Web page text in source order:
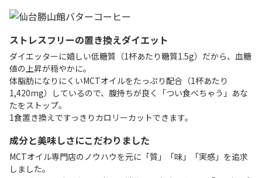
ストレスフリーの置き換えダイエット
ダイエッターに嬉しい低糖質（1杯あたり糖質1.5g）だから、血糖
値の上昇が穏やかに。
体脂肪になりにくいMCTオイルをたっぷり配合（1杯あたり
1,420mg）しているので、腹持ちが良く「つい食べちゃう」あな
たをストップ。
1食置き換えですっきりカロリーカットできます。
成分と美味しさにこだわりました
MCTオイル専門店のノウハウを元に「質」「味」「実感」を追求
しました。